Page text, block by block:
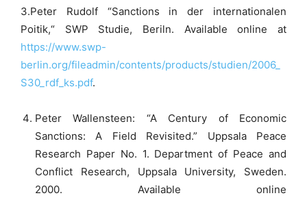
3.Peter Rudolf “Sanctions in der internationalen
Poitik,“ SWP Studie, Beriln. Available online at
https://www.swp-
berlin.org/fileadmin/contents/products/studien/2006_
S30_rdf_ks.pdf.
Peter Wallensteen: “A Century of Economic
Sanctions: A Field Revisited.” Uppsala Peace
Research Paper No. 1. Department of Peace and
Conflict Research, Uppsala University, Sweden.
2000. Available online